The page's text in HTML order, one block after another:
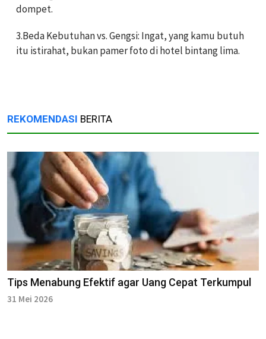
dompet.
3.Beda Kebutuhan vs. Gengsi: Ingat, yang kamu butuh
itu istirahat, bukan pamer foto di hotel bintang lima.
REKOMENDASI BERITA
Tips Menabung Efektif agar Uang Cepat Terkumpul
31 Mei 2026